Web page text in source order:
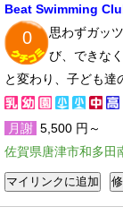
Beat Swimming
0
思わずガッ
び、できな
と変わり、子ども達
月謝 5,500 円～
佐賀県唐津市和多田